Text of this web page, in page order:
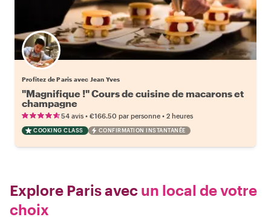
Profitez de Paris avec Jean Yves
"Magnifique !" Cours de cuisine de macarons et
champagne
54 avis • €166.50 par personne • 2 heures
COOKING CLASS CONFIRMATION INSTANTANÉE
Explore Paris avec un local de votre
choix